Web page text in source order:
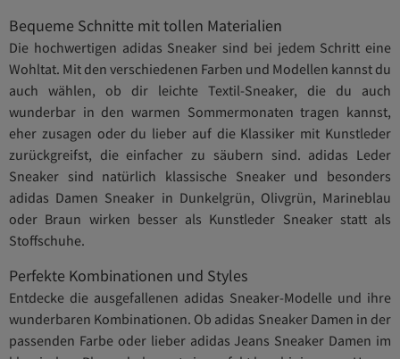
Bequeme Schnitte mit tollen Materialien
Die hochwertigen adidas Sneaker sind bei jedem Schritt eine
Wohltat. Mit den verschiedenen Farben und Modellen kannst du
auch wählen, ob dir leichte Textil-Sneaker, die du auch
wunderbar in den warmen Sommermonaten tragen kannst,
eher zusagen oder du lieber auf die Klassiker mit Kunstleder
zurückgreifst, die einfacher zu säubern sind. adidas Leder
Sneaker sind natürlich klassische Sneaker und besonders
adidas Damen Sneaker in Dunkelgrün, Olivgrün, Marineblau
oder Braun wirken besser als Kunstleder Sneaker statt als
Stoffschuhe.
Perfekte Kombinationen und Styles
Entdecke die ausgefallenen adidas Sneaker-Modelle und ihre
wunderbaren Kombinationen. Ob adidas Sneaker Damen in der
passenden Farbe oder lieber adidas Jeans Sneaker Damen im